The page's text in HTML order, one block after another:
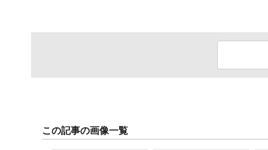
この記事の画像一覧